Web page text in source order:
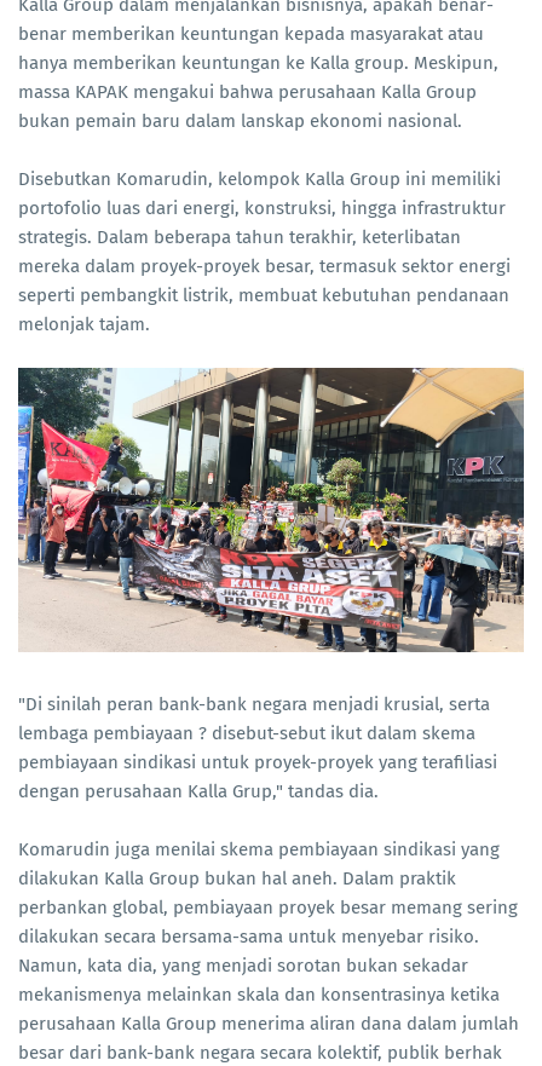
Kalla Group dalam menjalankan bisnisnya, apakah benar-
benar memberikan keuntungan kepada masyarakat atau
hanya memberikan keuntungan ke Kalla group. Meskipun,
massa KAPAK mengakui bahwa perusahaan Kalla Group
bukan pemain baru dalam lanskap ekonomi nasional.
Disebutkan Komarudin, kelompok Kalla Group ini memiliki
portofolio luas dari energi, konstruksi, hingga infrastruktur
strategis. Dalam beberapa tahun terakhir, keterlibatan
mereka dalam proyek-proyek besar, termasuk sektor energi
seperti pembangkit listrik, membuat kebutuhan pendanaan
melonjak tajam.
"Di sinilah peran bank-bank negara menjadi krusial, serta
lembaga pembiayaan ? disebut-sebut ikut dalam skema
pembiayaan sindikasi untuk proyek-proyek yang terafiliasi
dengan perusahaan Kalla Grup," tandas dia.
Komarudin juga menilai skema pembiayaan sindikasi yang
dilakukan Kalla Group bukan hal aneh. Dalam praktik
perbankan global, pembiayaan proyek besar memang sering
dilakukan secara bersama-sama untuk menyebar risiko.
Namun, kata dia, yang menjadi sorotan bukan sekadar
mekanismenya melainkan skala dan konsentrasinya ketika
perusahaan Kalla Group menerima aliran dana dalam jumlah
besar dari bank-bank negara secara kolektif, publik berhak